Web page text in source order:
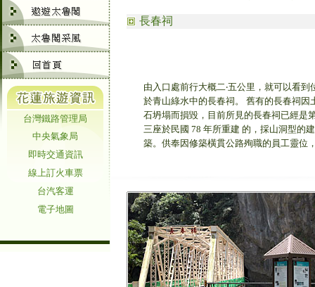
台灣鐵路管理局
中央氣象局
即時交通資訊
線上訂火車票
台汽客運
電子地圖
長春祠
由入口處前行大概二‧五公里，就可以看到
於青山綠水中的長春祠。 舊有的長春祠因
石坍塌而損毀，目前所見的長春祠已經是
三座於民國 78 年所重建 的，採山洞型的建
築。供奉因修築橫貫公路殉職的員工靈位